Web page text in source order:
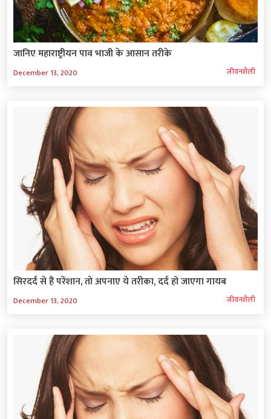
जानिए महाराष्ट्रीयन पाव भाजी के आसान तरीके
December 13, 2020 जीवनशैली
सिरदर्द से हैं परेंशान, तो अपनाए ये तरीका, दर्द हो जाएगा गायब
December 13, 2020 जीवनशैली